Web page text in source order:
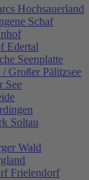
Hochsauerland
Schaf
Edertal
Seenplatte
Großer Pälitzsee
See
Soltau
Wald
Frielendorf